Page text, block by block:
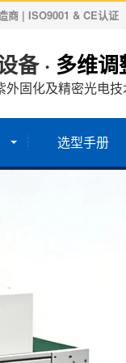
商 | ISO9001 & CE认证
备 · 多维调
外固化及精密光电
选型手册